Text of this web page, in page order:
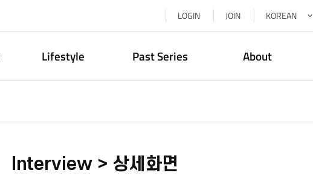
LOGIN JOIN KOREAN
Lifestyle Past Series About
Interview > 상세화면